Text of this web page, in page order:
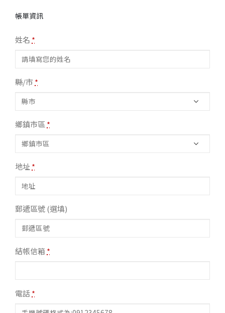
帳單資訊
姓名 *
縣/市*
鄉鎮市區 *
地址*
郵遞區號(選填)
結帳信箱 *
電話*